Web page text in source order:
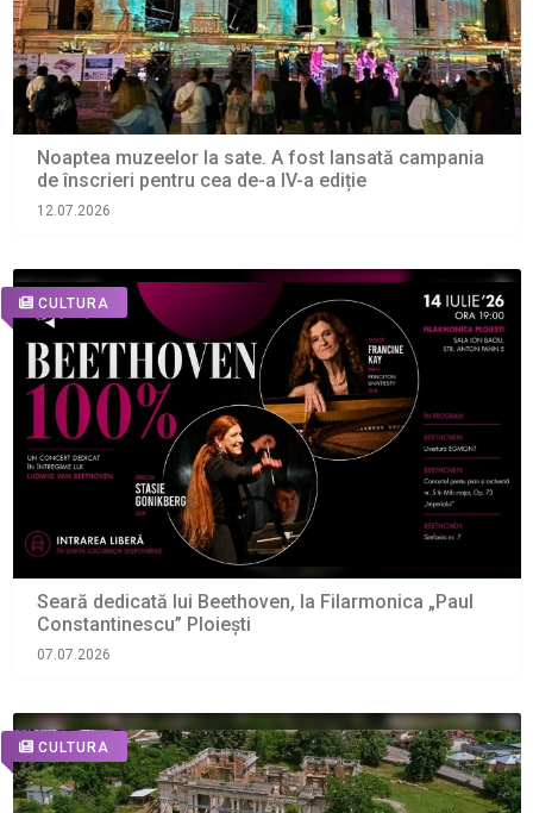
Noaptea muzeelor la sate. A fost lansată campania
de înscrieri pentru cea de-a IV-a ediție
12.07.2026
CULTURA
Seară dedicată lui Beethoven, la Filarmonica „Paul
Constantinescu” Ploiești
07.07.2026
CULTURA